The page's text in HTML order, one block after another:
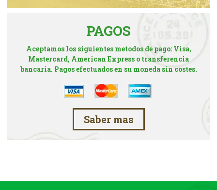
PAGOS
Aceptamos los siguientes metodos de pago: Visa,
Mastercard, American Express o transferencia
bancaria. Pagos efectuados en su moneda sin costes.
Saber mas